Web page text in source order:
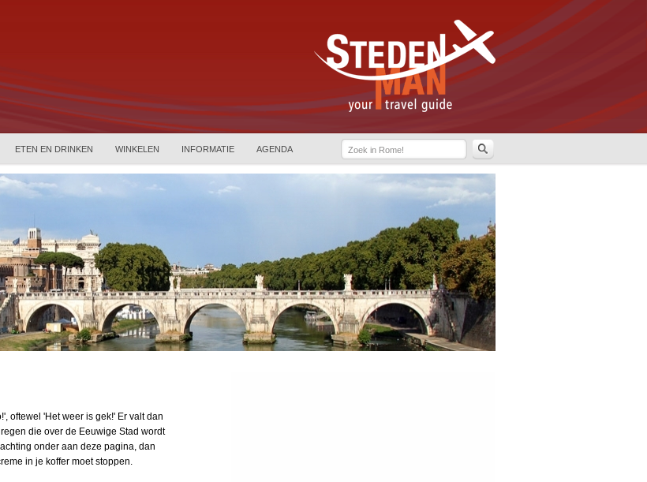
ETEN EN DRINKEN WINKELEN INFORMATIE AGENDA
oftewel 'Het weer is gek!' Er valt dan
die over de Eeuwige Stad wordt
onder aan deze pagina, dan
in je koffer moet stoppen.